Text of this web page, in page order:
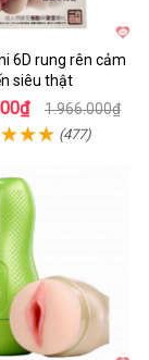
6D rung rên cảm
siêu thật
1.966.000₫
(477)